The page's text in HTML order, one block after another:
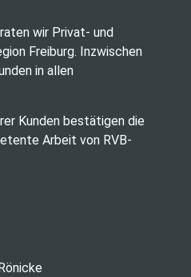
wir Privat- und
Freiburg. Inzwischen
in allen
Kunden bestätigen die
Arbeit von RVB-